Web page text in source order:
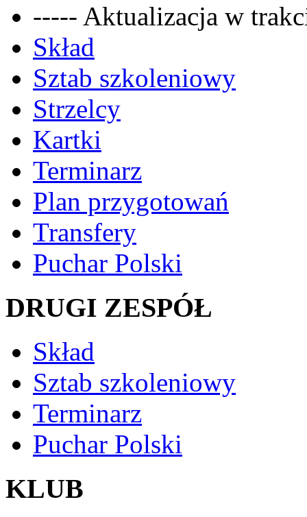
----- Aktualizacja w
Skład
Sztab szkoleniowy
Strzelcy
Kartki
Terminarz
Plan przygotowań
Transfery
Puchar Polski
DRUGI ZESPÓŁ
Skład
Sztab szkoleniowy
Terminarz
Puchar Polski
KLUB